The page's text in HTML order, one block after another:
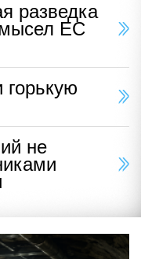
разведка
ЕС
не